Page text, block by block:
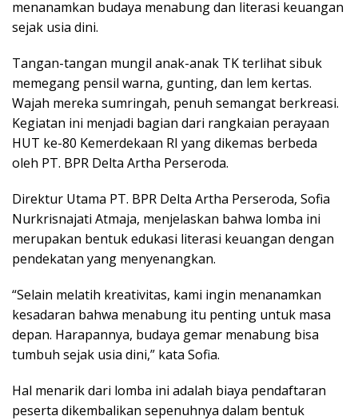
menanamkan budaya menabung dan literasi keuangan
sejak usia dini.
Tangan-tangan mungil anak-anak TK terlihat sibuk
memegang pensil warna, gunting, dan lem kertas.
Wajah mereka sumringah, penuh semangat berkreasi.
Kegiatan ini menjadi bagian dari rangkaian perayaan
HUT ke-80 Kemerdekaan RI yang dikemas berbeda
oleh PT. BPR Delta Artha Perseroda.
Direktur Utama PT. BPR Delta Artha Perseroda, Sofia
Nurkrisnajati Atmaja, menjelaskan bahwa lomba ini
merupakan bentuk edukasi literasi keuangan dengan
pendekatan yang menyenangkan.
“Selain melatih kreativitas, kami ingin menanamkan
kesadaran bahwa menabung itu penting untuk masa
depan. Harapannya, budaya gemar menabung bisa
tumbuh sejak usia dini,” kata Sofia.
Hal menarik dari lomba ini adalah biaya pendaftaran
peserta dikembalikan sepenuhnya dalam bentuk